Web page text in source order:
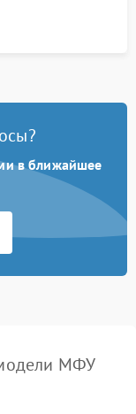
запекания
в ближайшее
МФУ